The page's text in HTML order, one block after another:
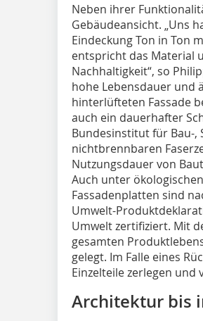
Neben ihrer
Gebäudeansicht. „Uns
Eindeckung Ton in Ton
entspricht das Material
Nachhaltigkeit“, so
hohe Lebensdauer und
hinterlüfteten Fassade
auch ein dauerhafter
Bundesinstitut für Bau-,
nichtbrennbaren
Nutzungsdauer von
Auch unter
Fassadenplatten sind
Umwelt-
Umwelt zertifiziert. Mit
gesamten
gelegt. Im Falle eines
Einzelteile zerlegen
Architektur bis